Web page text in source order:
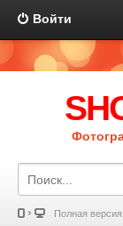
Войти
Полная